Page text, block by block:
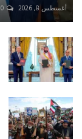
أغسطس 8, 2026 0